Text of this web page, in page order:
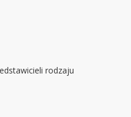
rodzaju